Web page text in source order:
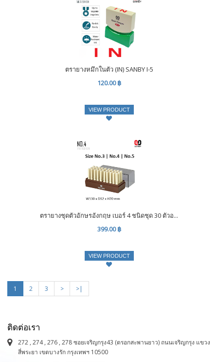
ตรายางหมึกในตัว (IN) SANBY I-5
120.00 ฿
VIEW PRODUCT
ตรายางชุดตัวอักษรอังกฤษ เบอร์ 4 ชนิดชุด 30 ตัวอ...
399.00 ฿
VIEW PRODUCT
1 2 3 > >|
ติดต่อเรา
272 , 274 , 276 , 278 ซอยเจริญกรุง43 (ตรอกสะพานยาว) ถนนเจริญกรุง แขวง
สี่พระยา เขตบางรัก กรุงเทพฯ 10500